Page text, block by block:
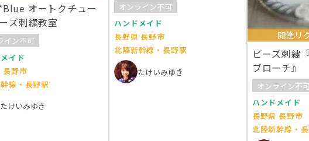
オートクチュー
ズ刺繍教室
イン不可
イド
長野市
線・長野駅
たけいみゆき
オンライン不可
ハンドメイド
長野県 長野市
北陸新幹線・長野駅
たけいみゆき
開催リ
ビーズ刺繍
ブローチ』
オンライン不
ハンドメイド
長野県 長野市
北陸新幹線・